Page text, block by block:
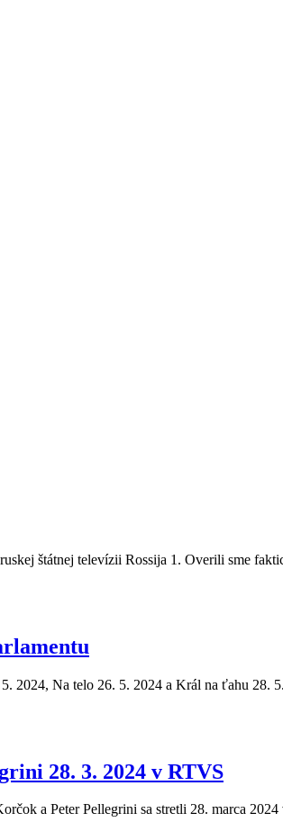
štátnej televízii Rossija 1. Overili sme
Na telo 26. 5. 2024 a Král na ťahu 28.
28. 3. 2024 v RTVS
a Peter Pellegrini sa stretli 28. marca